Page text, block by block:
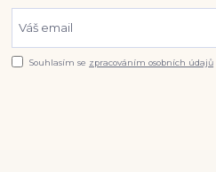
Souhlasím se zpracováním osobních údajů